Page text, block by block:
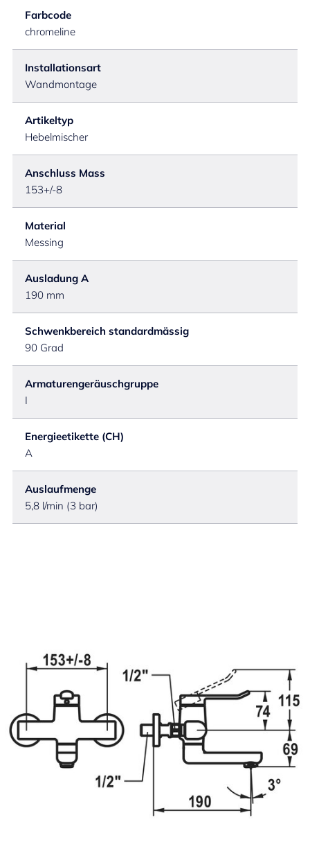
Farbcode
chromeline
Installationsart
Wandmontage
Artikeltyp
Hebelmischer
Anschluss Mass
153+/-8
Material
Messing
Ausladung A
190 mm
Schwenkbereich standardmässig
90 Grad
Armaturengeräuschgruppe
I
Energieetikette (CH)
A
Auslaufmenge
5,8 l/min (3 bar)